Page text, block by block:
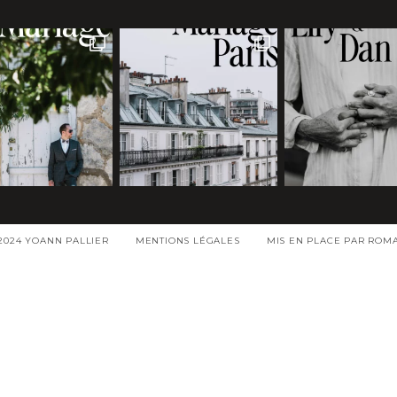
YOANN PALLIER MENTIONS LÉGALES MIS EN PLACE PAR